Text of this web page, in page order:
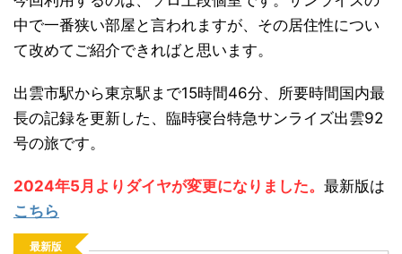
縦断(10)
中で一番狭い部屋と言われますが、その居住性につい
て改めてご紹介できればと思います。
出雲市駅から東京駅まで15時間46分、所要時間国内最
長の記録を更新した、臨時寝台特急サンライズ出雲92
号の旅です。
2024年5月よりダイヤが変更になりました。 最新版は
こちら
最新版